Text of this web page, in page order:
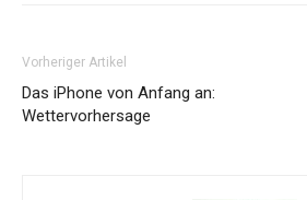
Vorheriger Artikel
Das iPhone von Anfang an:
Wettervorhersage